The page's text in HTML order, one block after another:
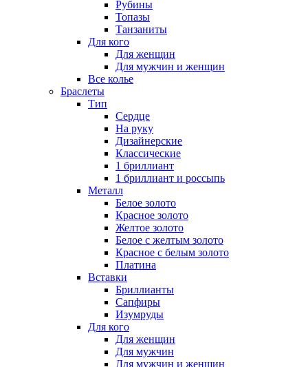
Рубины
Топазы
Танзаниты
Для кого
Для женщин
Для мужчин и женщин
Все колье
Браслеты
Тип
Сердце
На руку
Дизайнерские
Классические
1 бриллиант
1 бриллиант и россыпь
Металл
Белое золото
Красное золото
Желтое золото
Белое с желтым золото
Красное с белым золото
Платина
Вставки
Бриллианты
Сапфиры
Изумруды
Для кого
Для женщин
Для мужчин
Для мужчин и женщин